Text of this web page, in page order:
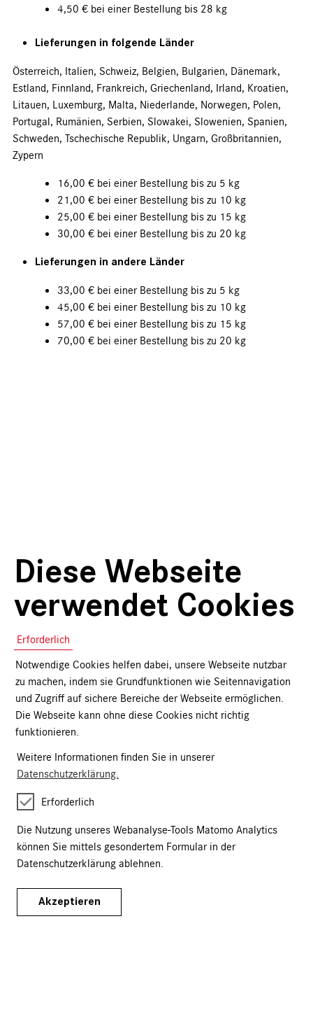
Diese Webseite
verwendet Cookies
Erforderlich
Notwendige Cookies helfen dabei, unsere Webseite nutzbar
zu machen, indem sie Grundfunktionen wie Seitennavigation
und Zugriff auf sichere Bereiche der Webseite ermöglichen.
Die Webseite kann ohne diese Cookies nicht richtig
funktionieren.
Weitere Informationen finden Sie in unserer
Datenschutzerklärung.
Erforderlich
Die Nutzung unseres Webanalyse-Tools Matomo Analytics
können Sie mittels gesondertem Formular in der
Datenschutzerklärung ablehnen.
Akzeptieren
4,50 € bei einer Bestellung bis 28 kg
Lieferungen in folgende Länder
Österreich, Italien, Schweiz, Belgien, Bulgarien, Dänemark,
Estland, Finnland, Frankreich, Griechenland, Irland, Kroatien,
Litauen, Luxemburg, Malta, Niederlande, Norwegen, Polen,
Portugal, Rumänien, Serbien, Slowakei, Slowenien, Spanien,
Schweden, Tschechische Republik, Ungarn, Großbritannien,
Zypern
16,00 € bei einer Bestellung bis zu 5 kg
21,00 € bei einer Bestellung bis zu 10 kg
25,00 € bei einer Bestellung bis zu 15 kg
30,00 € bei einer Bestellung bis zu 20 kg
Lieferungen in andere Länder
33,00 € bei einer Bestellung bis zu 5 kg
45,00 € bei einer Bestellung bis zu 10 kg
57,00 € bei einer Bestellung bis zu 15 kg
70,00 € bei einer Bestellung bis zu 20 kg
Kartäusergasse 1
+49 (0)911 / 1331-0
onlineshop@gnm.de
Eintrittskarten
Kalender
Führungen & Veranstaltungen
Publikationen
Merchandise